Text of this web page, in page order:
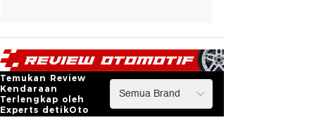
Temukan Review
Kendaraan
Terlengkap oleh
Experts detikOto